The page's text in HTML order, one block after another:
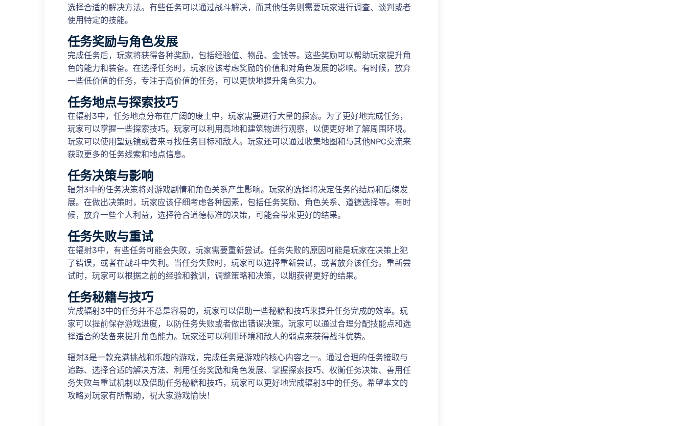
选择合适的解决方法。有些任务可以通过战斗解决，而其他任务则需要玩家进行调查、谈判或者
使用特定的技能。
任务奖励与角色发展
完成任务后，玩家将获得各种奖励，包括经验值、物品、金钱等。这些奖励可以帮助玩家提升角
色的能力和装备。在选择任务时，玩家应该考虑奖励的价值和对角色发展的影响。有时候，放弃
一些低价值的任务，专注于高价值的任务，可以更快地提升角色实力。
任务地点与探索技巧
在辐射3中，任务地点分布在广阔的废土中，玩家需要进行大量的探索。为了更好地完成任务，
玩家可以掌握一些探索技巧。玩家可以利用高地和建筑物进行观察，以便更好地了解周围环境。
玩家可以使用望远镜或者来寻找任务目标和敌人。玩家还可以通过收集地图和与其他NPC交流来
获取更多的任务线索和地点信息。
任务决策与影响
辐射3中的任务决策将对游戏剧情和角色关系产生影响。玩家的选择将决定任务的结局和后续发
展。在做出决策时，玩家应该仔细考虑各种因素，包括任务奖励、角色关系、道德选择等。有时
候，放弃一些个人利益，选择符合道德标准的决策，可能会带来更好的结果。
任务失败与重试
在辐射3中，有些任务可能会失败，玩家需要重新尝试。任务失败的原因可能是玩家在决策上犯
了错误，或者在战斗中失利。当任务失败时，玩家可以选择重新尝试，或者放弃该任务。重新尝
试时，玩家可以根据之前的经验和教训，调整策略和决策，以期获得更好的结果。
任务秘籍与技巧
完成辐射3中的任务并不总是容易的，玩家可以借助一些秘籍和技巧来提升任务完成的效率。玩
家可以提前保存游戏进度，以防任务失败或者做出错误决策。玩家可以通过合理分配技能点和选
择适合的装备来提升角色能力。玩家还可以利用环境和敌人的弱点来获得战斗优势。
辐射3是一款充满挑战和乐趣的游戏，完成任务是游戏的核心内容之一。通过合理的任务接取与
追踪、选择合适的解决方法、利用任务奖励和角色发展、掌握探索技巧、权衡任务决策、善用任
务失败与重试机制以及借助任务秘籍和技巧，玩家可以更好地完成辐射3中的任务。希望本文的
攻略对玩家有所帮助，祝大家游戏愉快！